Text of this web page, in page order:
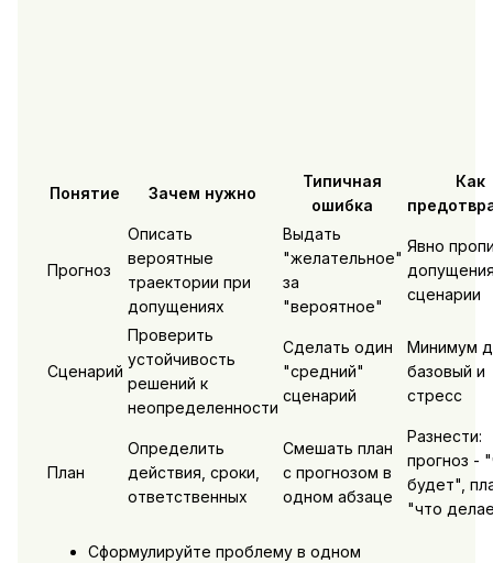
Понятие Зачем нужно
Типичная
ошибка
Как
Прогноз
Описать
вероятные
траектории при
допущениях
Выдать
"желательное"
за
"вероятное"
Явно
сценарии
Сценарий
Проверить
устойчивость
решений к
неопределенности
Сделать один
"средний"
сценарий
Минимум
базовый и
стресс
План
Определить
действия, сроки,
ответственных
Смешать план
с прогнозом в
одном абзаце
Разнести:
прогноз -
будет",
"что
Сформулируйте проблему в одном